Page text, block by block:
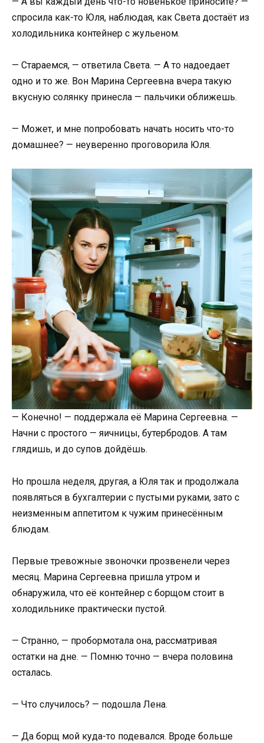
спросила как-то Юля, наблюдая, как Света достаёт из
холодильника контейнер с жульеном.
— Стараемся, — ответила Света. — А то надоедает
одно и то же. Вон Марина Сергеевна вчера такую
вкусную солянку принесла — пальчики оближешь.
— Может, и мне попробовать начать носить что-то
домашнее? — неуверенно проговорила Юля.
— Конечно! — поддержала её Марина Сергеевна. —
Начни с простого — яичницы, бутербродов. А там
глядишь, и до супов дойдёшь.
Но прошла неделя, другая, а Юля так и продолжала
появляться в бухгалтерии с пустыми руками, зато с
неизменным аппетитом к чужим принесённым
блюдам.
Первые тревожные звоночки прозвенели через
месяц. Марина Сергеевна пришла утром и
обнаружила, что её контейнер с борщом стоит в
холодильнике практически пустой.
— Странно, — пробормотала она, рассматривая
остатки на дне. — Помню точно — вчера половина
осталась.
— Что случилось? — подошла Лена.
— Да борщ мой куда-то подевался. Вроде больше